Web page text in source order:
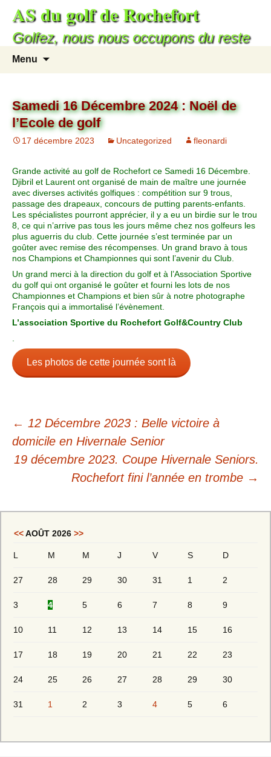
AS du golf de Rochefort
Golfez, nous nous occupons du reste
Menu
Samedi 16 Décembre 2024 : Noël de
l’Ecole de golf
17 décembre 2023 Uncategorized fleonardi
Grande activité au golf de Rochefort ce Samedi 16 Décembre.
Djibril et Laurent ont organisé de main de maître une journée
avec diverses activités golfiques : compétition sur 9 trous,
passage des drapeaux, concours de putting parents-enfants.
Les spécialistes pourront apprécier, il y a eu un birdie sur le trou
8, ce qui n’arrive pas tous les jours même chez nos golfeurs les
plus aguerris du club. Cette journée s’est terminée par un
goûter avec remise des récompenses. Un grand bravo à tous
nos Champions et Championnes qui sont l’avenir du Club.
Un grand merci à la direction du golf et à l’Association Sportive
du golf qui ont organisé le goûter et fourni les lots de nos
Championnes et Champions et bien sûr à notre photographe
François qui a immortalisé l’évènement.
L’association Sportive du Rochefort Golf&Country Club
Les photos de cette journée sont là
← 12 Décembre 2023 : Belle victoire à
domicile en Hivernale Senior
19 décembre 2023. Coupe Hivernale Seniors.
Rochefort fini l’année en trombe →
<<AOÛT 2026 >>
L M M J V S D
27 28 29 30 31 1 2
3 4 5 6 7 8 9
10 11 12 13 14 15 16
17 18 19 20 21 22 23
24 25 26 27 28 29 30
31 1 2 3 4 5 6